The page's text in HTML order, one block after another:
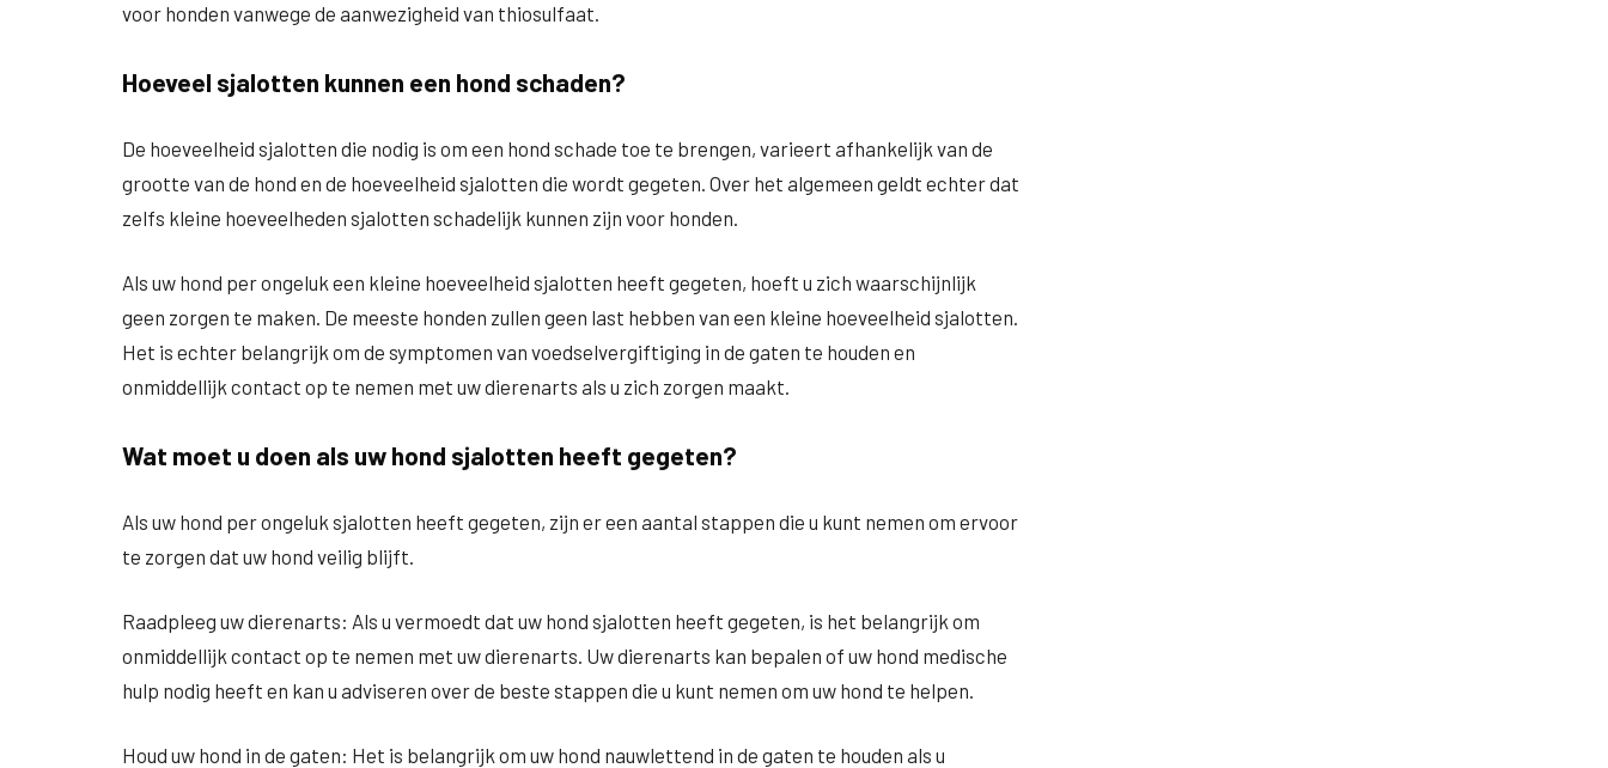
voor honden vanwege de aanwezigheid van thiosulfaat.
Hoeveel sjalotten kunnen een hond schaden?
De hoeveelheid sjalotten die nodig is om een hond schade toe te brengen, varieert afhankelijk van de
grootte van de hond en de hoeveelheid sjalotten die wordt gegeten. Over het algemeen geldt echter dat
zelfs kleine hoeveelheden sjalotten schadelijk kunnen zijn voor honden.
Als uw hond per ongeluk een kleine hoeveelheid sjalotten heeft gegeten, hoeft u zich waarschijnlijk
geen zorgen te maken. De meeste honden zullen geen last hebben van een kleine hoeveelheid sjalotten.
Het is echter belangrijk om de symptomen van voedselvergiftiging in de gaten te houden en
onmiddellijk contact op te nemen met uw dierenarts als u zich zorgen maakt.
Wat moet u doen als uw hond sjalotten heeft gegeten?
Als uw hond per ongeluk sjalotten heeft gegeten, zijn er een aantal stappen die u kunt nemen om ervoor
te zorgen dat uw hond veilig blijft.
Raadpleeg uw dierenarts: Als u vermoedt dat uw hond sjalotten heeft gegeten, is het belangrijk om
onmiddellijk contact op te nemen met uw dierenarts. Uw dierenarts kan bepalen of uw hond medische
hulp nodig heeft en kan u adviseren over de beste stappen die u kunt nemen om uw hond te helpen.
Houd uw hond in de gaten: Het is belangrijk om uw hond nauwlettend in de gaten te houden als u